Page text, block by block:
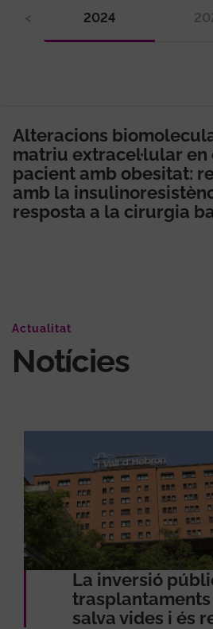
< 2024
Alteracions
matriu extracel·lular en
pacient amb obesitat:
amb la
resposta a la cirurgia
Actualitat
Notícies
La inversió
salva vides i és